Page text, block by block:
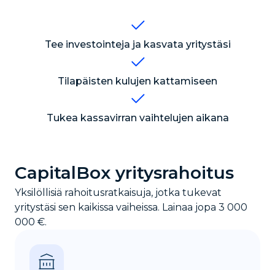
Tee investointeja ja kasvata yritystäsi
Tilapäisten kulujen kattamiseen
Tukea kassavirran vaihtelujen aikana
CapitalBox yritysrahoitus
Yksilöllisiä rahoitusratkaisuja, jotka tukevat
yritystäsi sen kaikissa vaiheissa. Lainaa jopa 3 000
000 €.